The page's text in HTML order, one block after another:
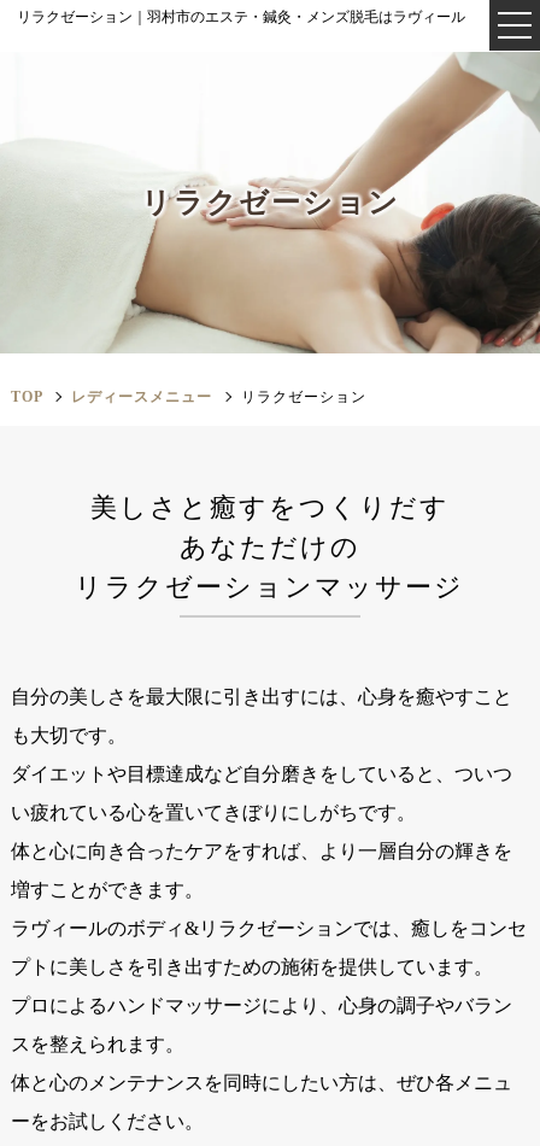
リラクゼーション｜羽村市のエステ・鍼灸・メンズ脱毛はラヴィール
リラクゼーション
TOP レディースメニュー リラクゼーション
美しさと癒すをつくりだす
あなただけの
リラクゼーションマッサージ
自分の美しさを最大限に引き出すには、心身を癒やすこと
も大切です。
ダイエットや目標達成など自分磨きをしていると、ついつ
い疲れている心を置いてきぼりにしがちです。
体と心に向き合ったケアをすれば、より一層自分の輝きを
増すことができます。
ラヴィールのボディ&リラクゼーションでは、癒しをコンセ
プトに美しさを引き出すための施術を提供しています。
プロによるハンドマッサージにより、心身の調子やバラン
スを整えられます。
体と心のメンテナンスを同時にしたい方は、ぜひ各メニュ
ーをお試しください。